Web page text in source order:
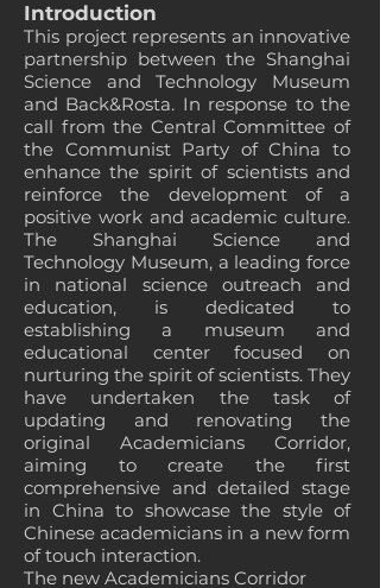
Introduction
This project represents an innovative
partnership between the Shanghai
Science and Technology Museum
and Back&Rosta. In response to the
call from the Central Committee of
the Communist Party of China to
enhance the spirit of scientists and
reinforce the development of a
positive work and academic culture.
The Shanghai Science and
Technology Museum, a leading force
in national science outreach and
education, is dedicated to
establishing a museum and
educational center focused on
nurturing the spirit of scientists. They
have undertaken the task of
updating and renovating the
original Academicians Corridor,
aiming to create the first
comprehensive and detailed stage
in China to showcase the style of
Chinese academicians in a new form
of touch interaction.
The new Academicians Corridor